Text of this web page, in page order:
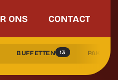
ONS CONTACT
BUFFETTEN 13 PAKKEN